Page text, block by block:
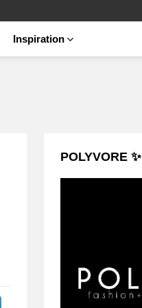
Inspiration
POLYVORE ✨